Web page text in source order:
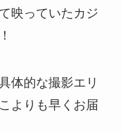
映っていたカジ
体的な撮影エリ
よりも早くお届